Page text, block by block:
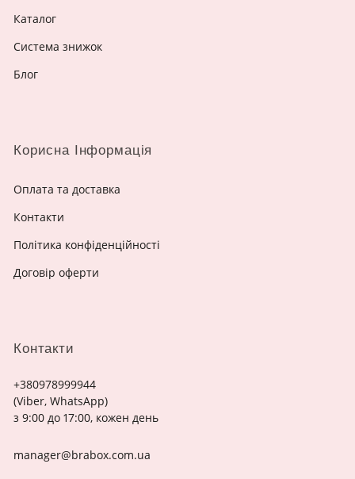
Контакти
+380978999944
(Viber, WhatsApp)
з 9:00 до 17:00, кожен день
manager@brabox.com.ua
Каталог
Система знижок
Блог
Корисна Інформація
Оплата та доставка
Контакти
Політика конфіденційності
Договір оферти